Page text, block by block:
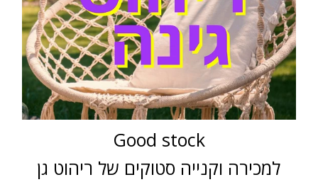
Good stock
למכירה וקנייה סטוקים של ריהוט גן